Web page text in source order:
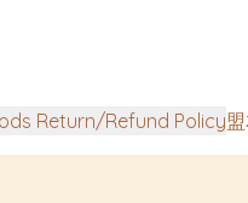
Return/Refund Policy